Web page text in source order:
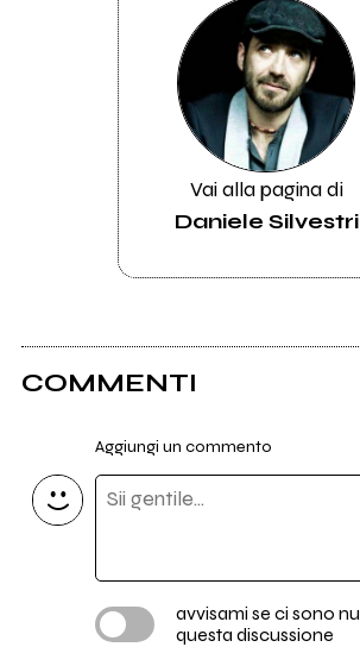
Vai alla pagina di
Daniele Silvestri
COMMENTI
Aggiungi un commento
avvisami se ci sono
questa discussione